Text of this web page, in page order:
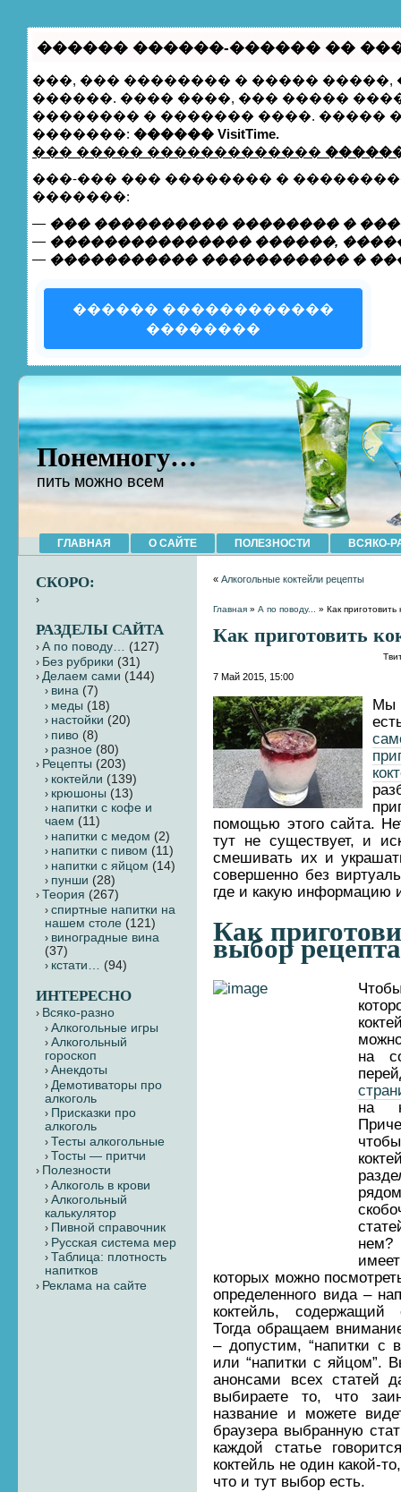
������ ������-������ ��
���, ��� �������� � �����
������. ���� ����, ��� �����
�������� � ������� ����. �����
�������: ������ VisitTime.
��� ����� �������������
���-��� ��� �������� �
�������:
— ��� ���������� �������� �
— ��������������� ������,
— ����������� ����������� �
������ ������������
��������
Понемногу…
пить можно всем
ГЛАВНАЯ О САЙТЕ ПОЛЕЗНОСТИ ВСЯКО-
«Алкогольные коктейли рецепты
Главная »А по поводу... » Как приготовить
Как приготовить
7 Май 2015, 15:00
Мы
помощью этого сайта.
тут не существует, и
смешивать их и
совершенно без
где и какую информацию
Как
выбор рецепта
на
на
нем?
которых можно
определенного вида –
коктейль, содержащий
Тогда обращаем
– допустим, “напитки с
или “напитки с яйцом”.
анонсами всех статей
выбираете то, что
название и можете
браузера выбранную
каждой статье
коктейль не один какой-
что и тут выбор есть.
СКОРО:
РАЗДЕЛЫ САЙТА
А по поводу… (127)
Без рубрики (31)
Делаем сами (144)
вина (7)
меды (18)
настойки (20)
пиво (8)
разное (80)
Рецепты (203)
коктейли (139)
крюшоны (13)
напитки с кофе и
чаем (11)
напитки с медом (2)
напитки с пивом (11)
напитки с яйцом (14)
пунши (28)
Теория (267)
cпиртные напитки на
нашем столе (121)
виноградные вина
(37)
кстати… (94)
ИНТЕРЕСНО
Всяко-разно
Алкогольные игры
Алкогольный
гороскоп
Анекдоты
Демотиваторы про
алкоголь
Присказки про
алкоголь
Тесты алкогольные
Тосты — притчи
Полезности
Алкоголь в крови
Алкогольный
калькулятор
Пивной справочник
Русская система мер
Таблица: плотность
напитков
Реклама на сайте